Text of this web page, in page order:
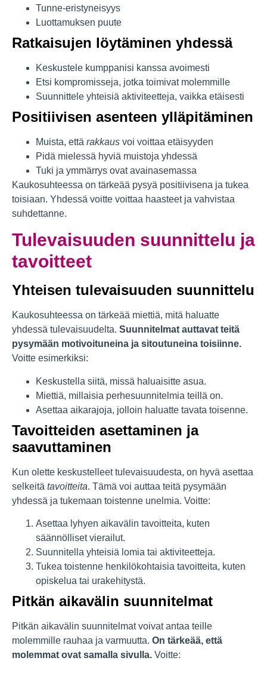
Tunne-eristyneisyys
Luottamuksen puute
Ratkaisujen löytäminen yhdessä
Keskustele kumppanisi kanssa avoimesti
Etsi kompromisseja, jotka toimivat molemmille
Suunnittele yhteisiä aktiviteetteja, vaikka etäisesti
Positiivisen asenteen ylläpitäminen
Muista, että rakkaus voi voittaa etäisyyden
Pidä mielessä hyviä muistoja yhdessä
Tuki ja ymmärrys ovat avainasemassa
Kaukosuhteessa on tärkeää pysyä positiivisena ja tukea
toisiaan. Yhdessä voitte voittaa haasteet ja vahvistaa
suhdettanne.
Tulevaisuuden suunnittelu ja
tavoitteet
Yhteisen tulevaisuuden suunnittelu
Kaukosuhteessa on tärkeää miettiä, mitä haluatte
yhdessä tulevaisuudelta. Suunnitelmat auttavat teitä
pysymään motivoituneina ja sitoutuneina toisiinne.
Voitte esimerkiksi:
Keskustella siitä, missä haluaisitte asua.
Miettiä, millaisia perhesuunnitelmia teillä on.
Asettaa aikarajoja, jolloin haluatte tavata toisenne.
Tavoitteiden asettaminen ja
saavuttaminen
Kun olette keskustelleet tulevaisuudesta, on hyvä asettaa
selkeitä tavoitteita. Tämä voi auttaa teitä pysymään
yhdessä ja tukemaan toistenne unelmia. Voitte:
Asettaa lyhyen aikavälin tavoitteita, kuten
säännölliset vierailut.
Suunnitella yhteisiä lomia tai aktiviteetteja.
Tukea toistenne henkilökohtaisia tavoitteita, kuten
opiskelua tai urakehitystä.
Pitkän aikavälin suunnitelmat
Pitkän aikavälin suunnitelmat voivat antaa teille
molemmille rauhaa ja varmuutta. On tärkeää, että
molemmat ovat samalla sivulla. Voitte: